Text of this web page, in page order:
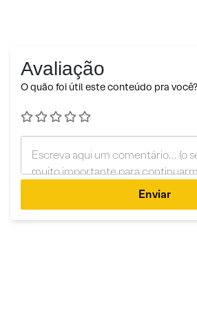
Avaliação
O quão foi útil este conteúdo pra você?
Enviar